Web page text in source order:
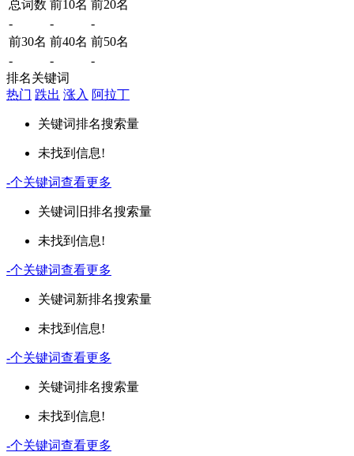
总词数 前10名 前20名
-
-
-
前30名 前40名 前50名
-
-
-
排名关键词
热门 跌出 涨入 阿拉丁
关键词排名搜索量
未找到信息!
-个关键词查看更多
关键词 旧排名搜索量
未找到信息!
-个关键词查看更多
关键词新排名搜索量
未找到信息!
-个关键词查看更多
关键词排名搜索量
未找到信息!
-个关键词查看更多